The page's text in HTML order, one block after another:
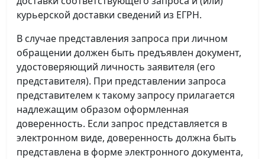
курьерской доставки сведений из ЕГРН.
В случае представления запроса при личном
обращении должен быть предъявлен документ,
удостоверяющий личность заявителя (его
представителя). При представлении запроса
представителем к такому запросу прилагается
надлежащим образом оформленная
доверенность. Если запрос представляется в
электронном виде, доверенность должна быть
представлена в форме электронного документа,